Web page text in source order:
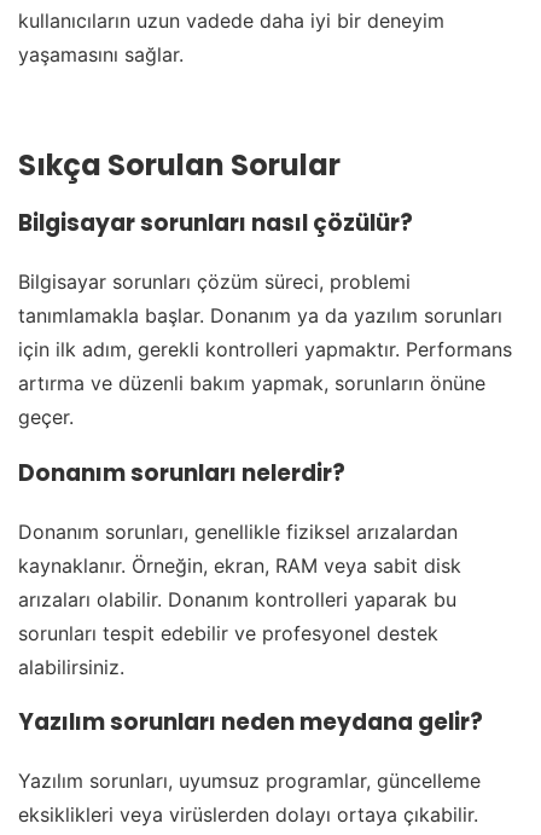
kullanıcıların uzun vadede daha iyi bir deneyim
yaşamasını sağlar.
Sıkça Sorulan Sorular
Bilgisayar sorunları nasıl çözülür?
Bilgisayar sorunları çözüm süreci, problemi
tanımlamakla başlar. Donanım ya da yazılım sorunları
için ilk adım, gerekli kontrolleri yapmaktır. Performans
artırma ve düzenli bakım yapmak, sorunların önüne
geçer.
Donanım sorunları nelerdir?
Donanım sorunları, genellikle fiziksel arızalardan
kaynaklanır. Örneğin, ekran, RAM veya sabit disk
arızaları olabilir. Donanım kontrolleri yaparak bu
sorunları tespit edebilir ve profesyonel destek
alabilirsiniz.
Yazılım sorunları neden meydana gelir?
Yazılım sorunları, uyumsuz programlar, güncelleme
eksiklikleri veya virüslerden dolayı ortaya çıkabilir.